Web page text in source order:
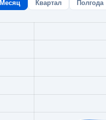
Месяц Квартал Полгода